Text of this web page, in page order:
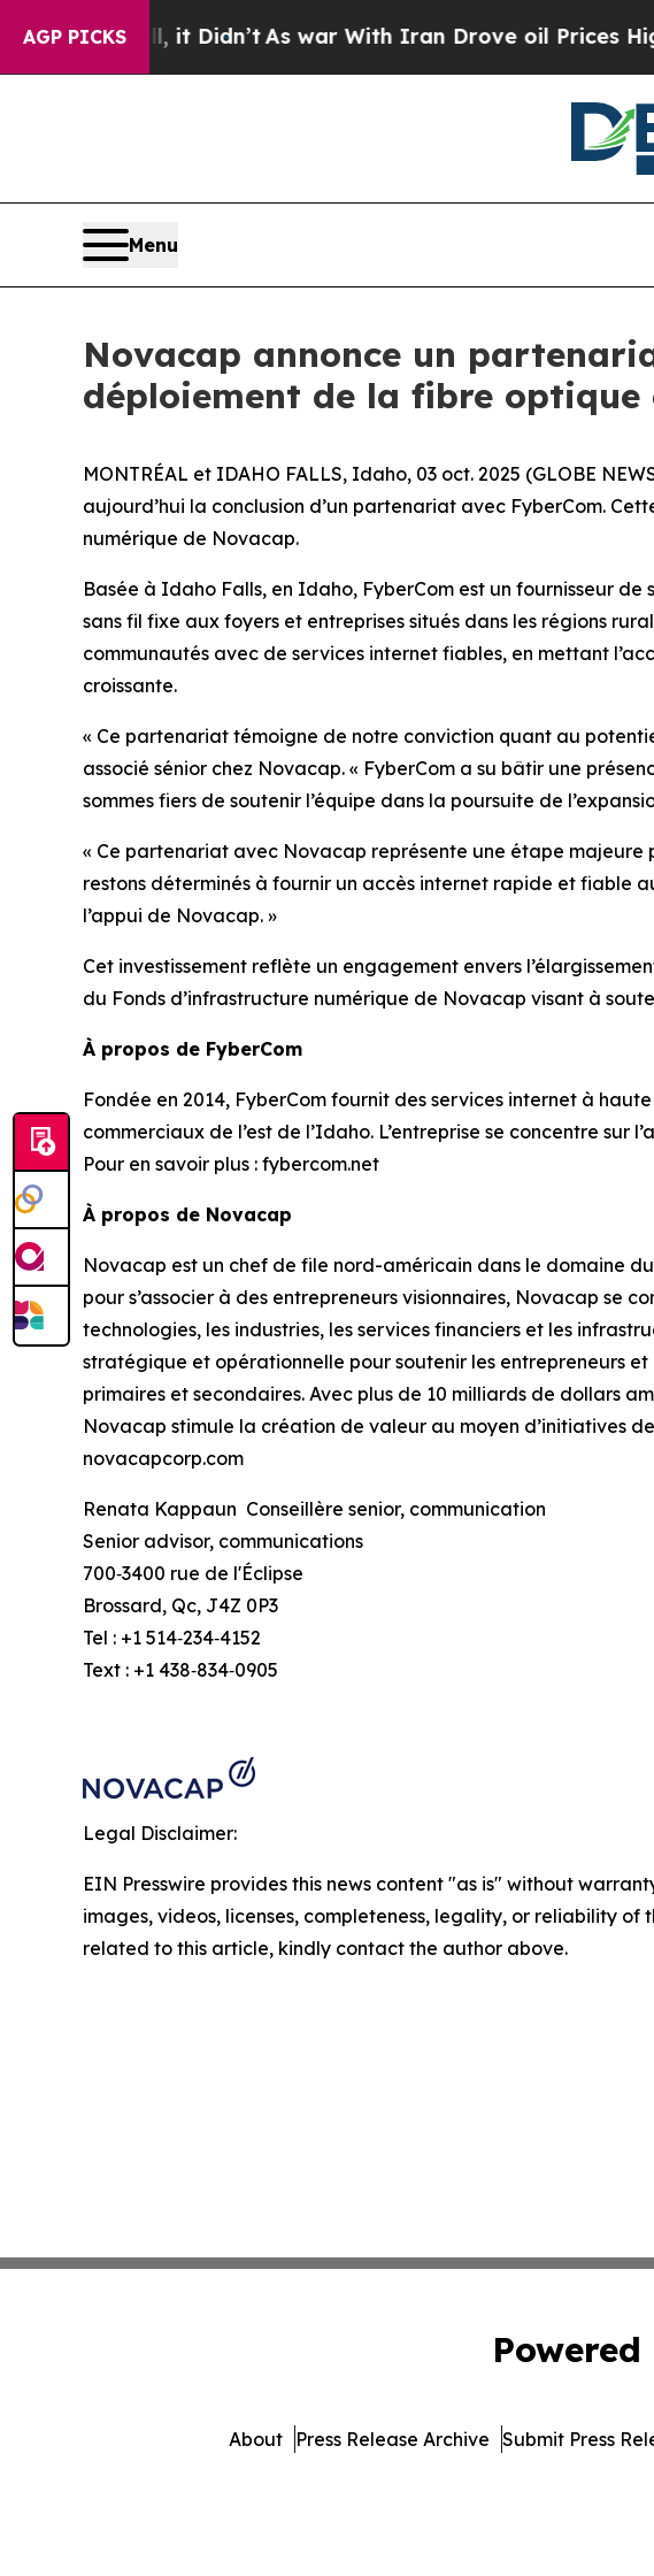
AGP PICKS
Well, it Didn’tAs war With Iran Drove oil Prices Higher,
Menu
Novacap annonce un
déploiement de la fibre optique
MONTRÉAL et IDAHO FALLS, Idaho, 03 oct. 2025 (GLOBE
aujourd’hui la conclusion d’un partenariat avec FyberCom.
numérique de Novacap.
Basée à Idaho Falls, en Idaho, FyberCom est un fournisseur
sans fil fixe aux foyers et entreprises situés dans les régions
communautés avec de services internet fiables, en mettant
croissante.
« Ce partenariat témoigne de notre conviction quant au
associé sénior chez Novacap. « FyberCom a su bâtir une
sommes fiers de soutenir l’équipe dans la poursuite de
« Ce partenariat avec Novacap représente une étape majeure
restons déterminés à fournir un accès internet rapide et fiable
l’appui de Novacap. »
Cet investissement reflète un engagement envers
du Fonds d’infrastructure numérique de Novacap visant à
À propos de FyberCom
Fondée en 2014, FyberCom fournit des services internet à
commerciaux de l’est de l’Idaho. L’entreprise se concentre
Pour en savoir plus : fybercom.net
À propos de Novacap
Novacap est un chef de file nord-américain dans le domaine
pour s’associer à des entrepreneurs visionnaires, Novacap se
technologies, les industries, les services financiers et les
stratégique et opérationnelle pour soutenir les entrepreneurs
primaires et secondaires. Avec plus de 10 milliards de dollars
Novacap stimule la création de valeur au moyen d’initiatives
novacapcorp.com
Renata Kappaun Conseillère senior, communication
Senior advisor, communications
700‑3400 rue de l'Éclipse
Brossard, Qc, J4Z 0P3
Tel : +1 514‑234‑4152
Text : +1 438‑834‑0905
Legal Disclaimer:
EIN Presswire provides this news content "as is" without
images, videos, licenses, completeness, legality, or reliability
related to this article, kindly contact the author above.
Powered
About Press Release Archive Submit Press